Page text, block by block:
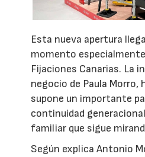
Esta nueva apertura
momento
Fijaciones Canarias. La
negocio de Paula Morro,
supone un importante
continuidad
familiar que sigue
Según explica Antonio